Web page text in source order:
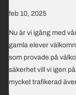
feb 10, 2025
Nu är vi igång med
gamla elever
som provade på
säkerhet vill vi igen
mycket trafikerad